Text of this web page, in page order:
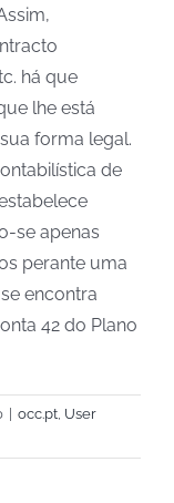
há que
lhe está
forma legal.
de
se apenas
perante uma
encontra
42 do Plano
occ.pt User